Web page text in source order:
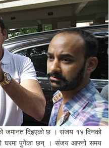
जमानत दिइएको छ । संजय १४ दिनको
घरमा पुगेका छन् । संजय आफ्नो समय